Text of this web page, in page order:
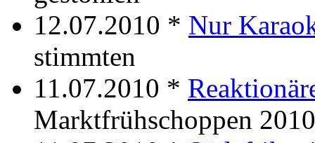
12.07.2010 * Nur
stimmten
11.07.2010 *
Marktfrühschoppen 2010